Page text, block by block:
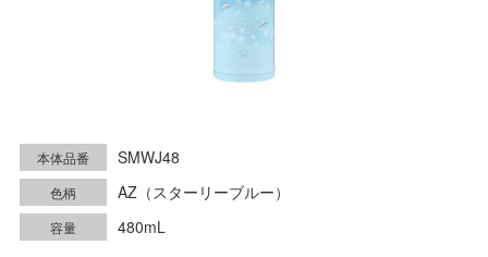
本体品番 SMWJ48
色柄 AZ（スターリーブルー）
容量
480mL